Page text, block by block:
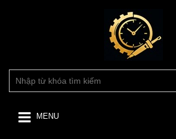
MENU